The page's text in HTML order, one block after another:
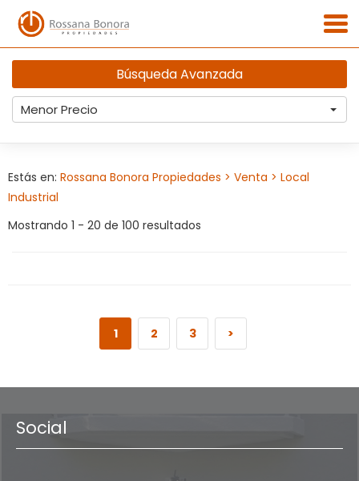
Búsqueda Avanzada
Menor Precio
Estás en: Rossana Bonora Propiedades > Venta > Local
Industrial
Mostrando 1 - 20 de 100 resultados
1 2 3 >
Social